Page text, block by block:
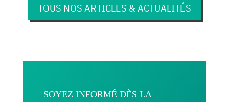
TOUS NOS ARTICLES & ACTUALITÉS
SOYEZ INFORMÉ DÈS LA